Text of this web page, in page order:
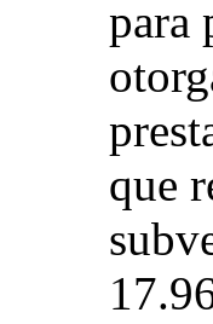
para
que